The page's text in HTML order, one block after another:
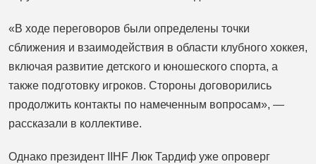
«В ходе переговоров были определены точки
сближения и взаимодействия в области клубного хоккея,
включая развитие детского и юношеского спорта, а
также подготовку игроков. Стороны договорились
продолжить контакты по намеченным вопросам», —
рассказали в коллективе.
Однако президент IIHF Люк Тардиф уже опроверг